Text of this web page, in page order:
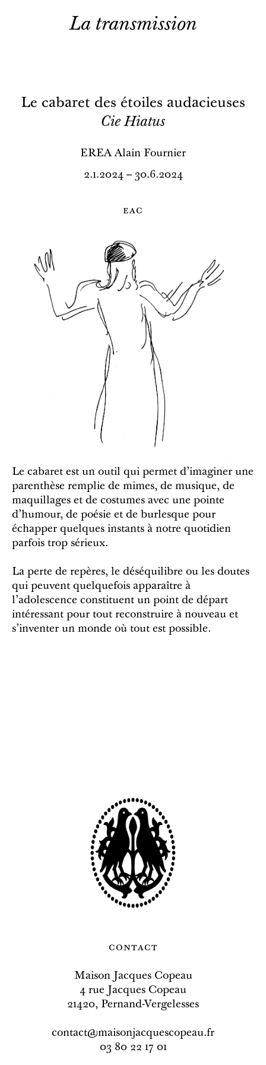
La transmission
Le cabaret des étoiles audacieuses
Cie Hiatus
EREA Alain Fournier
2.1.2024 – 30.6.2024
eac
Le cabaret est un outil qui permet d'imaginer une
parenthèse remplie de mimes, de musique, de
maquillages et de costumes avec une pointe
d'humour, de poésie et de burlesque pour
échapper quelques instants à notre quotidien
parfois trop sérieux.
La perte de repères, le déséquilibre ou les doutes
qui peuvent quelquefois apparaître à
l'adolescence constituent un point de départ
intéressant pour tout reconstruire à nouveau et
s'inventer un monde où tout est possible.
contact
Maison Jacques Copeau
4 rue Jacques Copeau
21420, Pernand-Vergelesses
contact@maisonjacquescopeau.fr
03 80 22 17 01